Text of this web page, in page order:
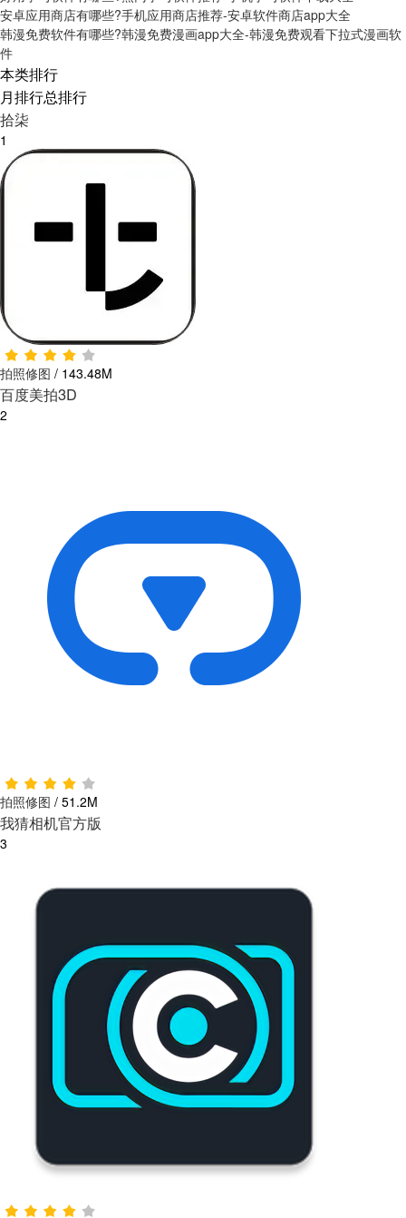
安卓应用商店有哪些?手机应用商店推荐-安卓软件商店app大全
韩漫免费软件有哪些?韩漫免费漫画app大全-韩漫免费观看下拉式漫画软
件
本类排行
月排行总排行
拾柒
1
拍照修图 / 143.48M
百度美拍3D
2
拍照修图 / 51.2M
我猜相机官方版
3